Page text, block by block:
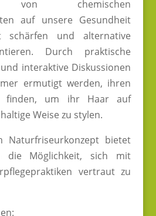
von chemischen
auf unsere Gesundheit
und alternative
Durch praktische
interaktive Diskussionen
ermutigt werden, ihren
finden, um ihr Haar auf
Weise zu stylen.
Naturfriseurkonzept bietet
die Möglichkeit, sich mit
vertraut zu